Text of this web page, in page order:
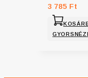
3 785 Ft